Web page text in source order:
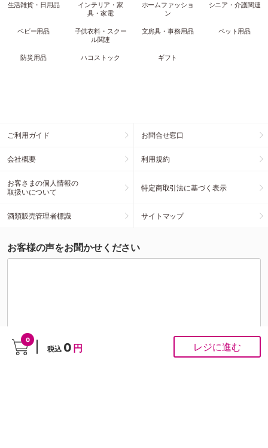
0
税込 0 円 レジに進む
生活雑貨・日用品
インテリア・家
具・家電
ホームファッショ
ン
シニア・介護関連
ベビー用品
子供衣料・スクー
ル関連
文房具・事務用品 ペット用品
防災用品 ハコストック ギフト
ご利用ガイド お問合せ窓口
会社概要 利用規約
お客さまの個人情報の
取扱いについて
特定商取引法に基づく表示
酒類販売管理者標識 サイトマップ
お客様の声をお聞かせください